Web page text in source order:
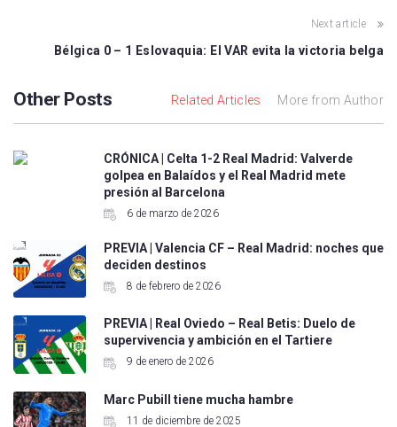
Next article
Bélgica 0 – 1 Eslovaquia: El VAR evita la victoria belga
Other Posts Related Articles More from Author
CRÓNICA | Celta 1-2 Real Madrid: Valverde
golpea en Balaídos y el Real Madrid mete
presión al Barcelona
6 de marzo de 2026
PREVIA | Valencia CF – Real Madrid: noches que
deciden destinos
8 de febrero de 2026
PREVIA | Real Oviedo – Real Betis: Duelo de
supervivencia y ambición en el Tartiere
9 de enero de 2026
Marc Pubill tiene mucha hambre
11 de diciembre de 2025